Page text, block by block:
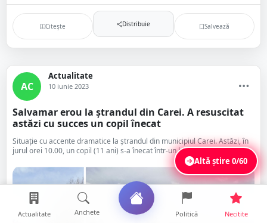
Citește Distribuie Salvează
AC
Actualitate
10 iunie 2023
Salvamar erou la ștrandul din Carei. A resuscitat
astăzi cu succes un copil înecat
Situație cu accente dramatice la ștrandul din municipiul Carei. Astăzi, în
jurul orei 10.00, un copil (11 ani) s-a înecat într-un bazin din ...
Altă știre0/60
Actualitate Anchete Politică Necitite